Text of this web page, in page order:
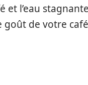
et l’eau
goût de votre